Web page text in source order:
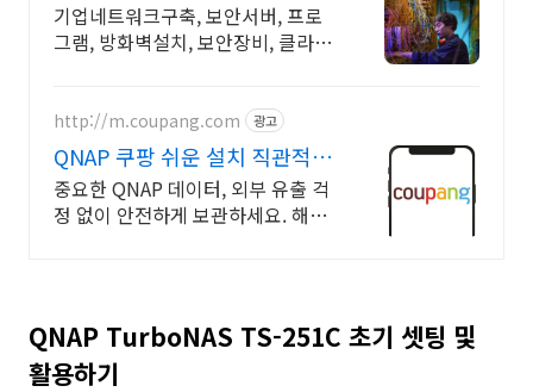
기업네트워크구축, 보안서버, 프로
그램, 방화벽설치, 보안장비, 클라우
http://m.coupang.com 광고
QNAP 쿠팡 쉬운 설치 직관적인
관리
중요한 QNAP 데이터, 외부 유출 걱
정 없이 안전하게 보관하세요. 해킹
QNAP TurboNAS TS-251C 초기 셋팅 및
활용하기